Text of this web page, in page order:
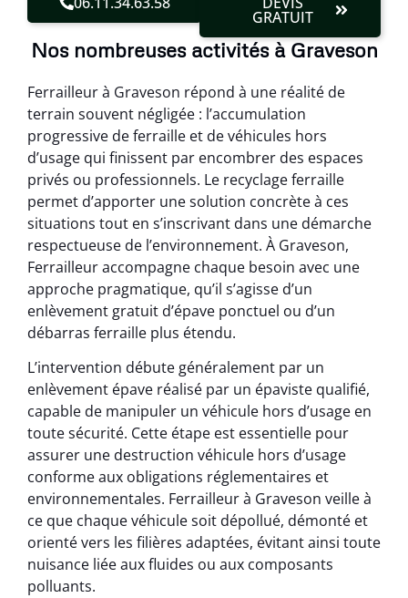
GRATUIT
Nos nombreuses activités à Graveson
Ferrailleur à Graveson répond à une réalité de
terrain souvent négligée : l’accumulation
progressive de ferraille et de véhicules hors
d’usage qui finissent par encombrer des espaces
privés ou professionnels. Le recyclage ferraille
permet d’apporter une solution concrète à ces
situations tout en s’inscrivant dans une démarche
respectueuse de l’environnement. À Graveson,
Ferrailleur accompagne chaque besoin avec une
approche pragmatique, qu’il s’agisse d’un
enlèvement gratuit d’épave ponctuel ou d’un
débarras ferraille plus étendu.
L’intervention débute généralement par un
enlèvement épave réalisé par un épaviste qualifié,
capable de manipuler un véhicule hors d’usage en
toute sécurité. Cette étape est essentielle pour
assurer une destruction véhicule hors d’usage
conforme aux obligations réglementaires et
environnementales. Ferrailleur à Graveson veille à
ce que chaque véhicule soit dépollué, démonté et
orienté vers les filières adaptées, évitant ainsi toute
nuisance liée aux fluides ou aux composants
polluants.